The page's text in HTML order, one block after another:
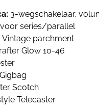
3-wegschakelaar,
series/parallel
Vintage parchment
Glow 10-46
Gigbag
Scotch
Telecaster